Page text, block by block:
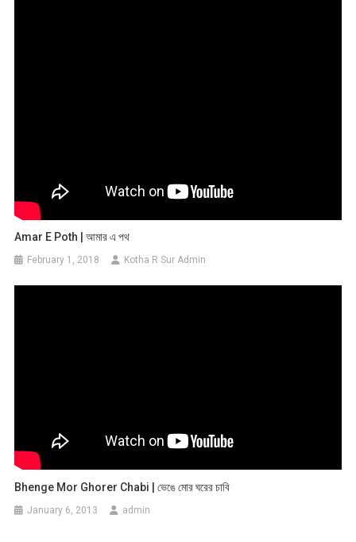
Amar E Poth | আমার এ পথ
February 1, 2018 Kotha R Sur Admin
Bhenge Mor Ghorer Chabi | ভেঙে মোর ঘরের চাবি
January 6, 2013 admin